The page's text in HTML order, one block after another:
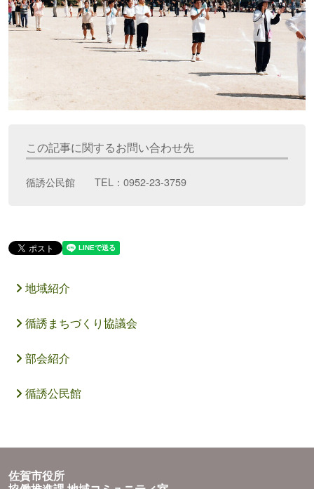
この記事に関するお問い合わせ先
循誘公民館 TEL：0952-23-3759
地域紹介
循誘まちづくり協議会
部会紹介
循誘公民館
佐賀市役所